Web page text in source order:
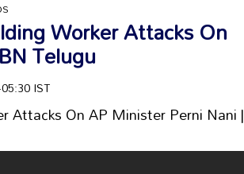
Worker Attacks On
Telugu
IST
On AP Minister Perni Nani |